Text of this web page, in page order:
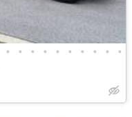
• • • • • • • • • •